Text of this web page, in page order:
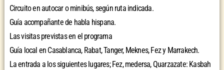
Circuito en autocar o minibús, según ruta indicada.
Guía acompañante de habla hispana.
Las visitas previstas en el programa
Guía local en Casablanca, Rabat, Tanger, Meknes, Fez y Marrakech.
La entrada a los siguientes lugares; Fez, medersa, Quarzazate: Kasbah